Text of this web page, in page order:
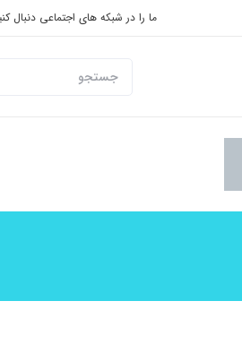
ما را در شبکه های اجتماعی دنبال